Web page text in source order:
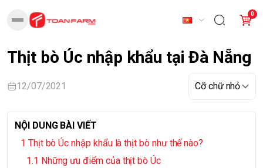
0
Thịt bò Úc nhập khẩu tại Đà Nẵng
12/07/2021
NỘI DUNG BÀI VIẾT
Thịt bò Úc nhập khẩu là thịt bò như thế nào?
Những ưu điểm của thịt bò Úc